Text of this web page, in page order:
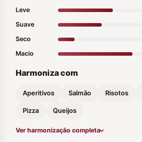
Leve
Suave
Seco
Macio
Harmoniza com
Aperitivos Salmão Risotos
Pizza Queijos
Ver harmonização completa